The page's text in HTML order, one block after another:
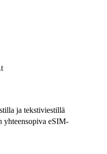
ja tekstiviestillä
yhteensopiva eSIM-